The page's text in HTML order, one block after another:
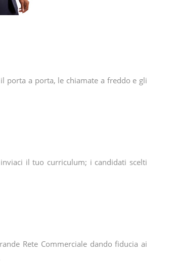
porta a porta, le chiamate a freddo e gli
il tuo curriculum; i candidati scelti
Rete Commerciale dando fiducia ai